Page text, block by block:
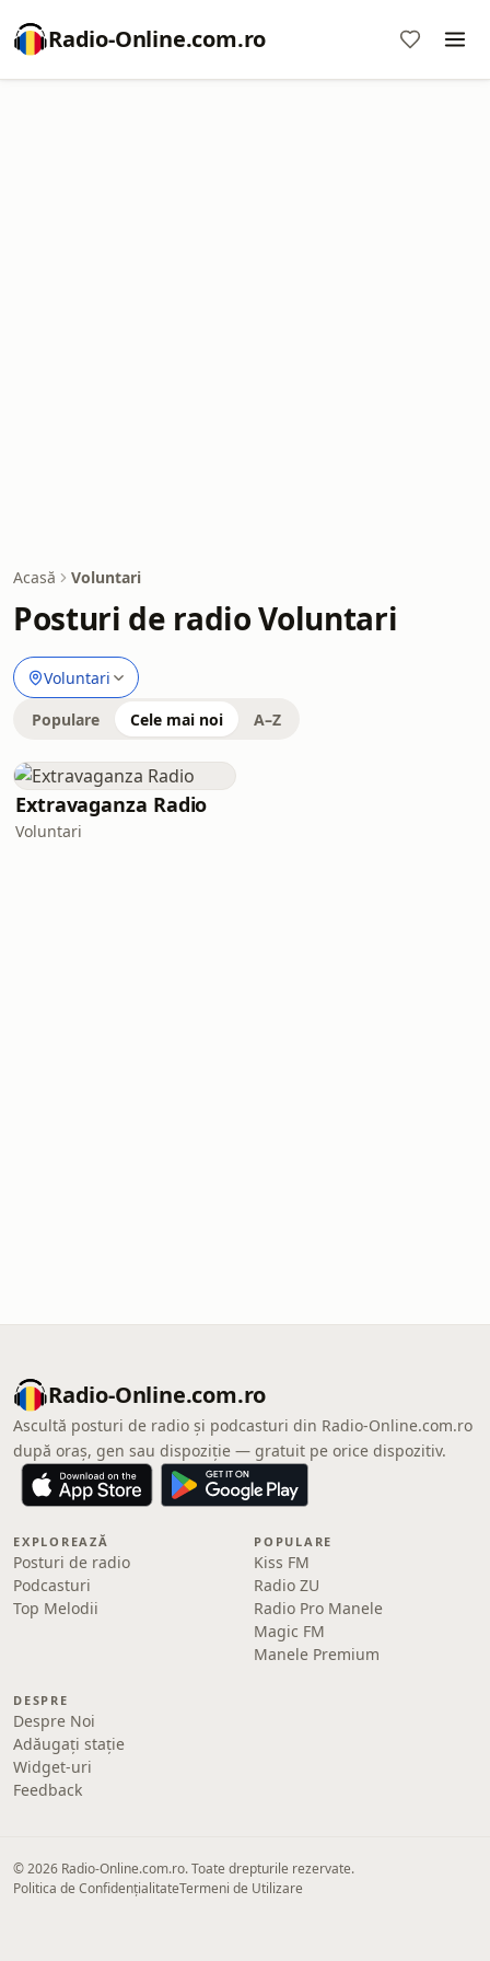
Radio-Online.com.ro
Acasă Voluntari
Posturi de radio Voluntari
Voluntari
Populare Cele mai noi A–Z
Extravaganza Radio
Voluntari
Radio-Online.com.ro
Ascultă posturi de radio și podcasturi din Radio-Online.com.ro
după oraș, gen sau dispoziție — gratuit pe orice dispozitiv.
EXPLOREAZĂ
Posturi de radio
Podcasturi
Top Melodii
POPULARE
Kiss FM
Radio ZU
Radio Pro Manele
Magic FM
Manele Premium
DESPRE
Despre Noi
Adăugați stație
Widget-uri
Feedback
© 2026 Radio-Online.com.ro. Toate drepturile rezervate.
Politica de ConfidențialitateTermeni de Utilizare